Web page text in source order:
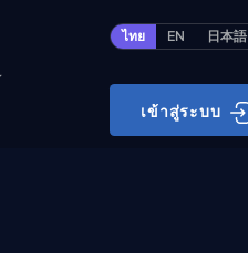
ไทย EN 日本語
เข้าสู่ระบบ